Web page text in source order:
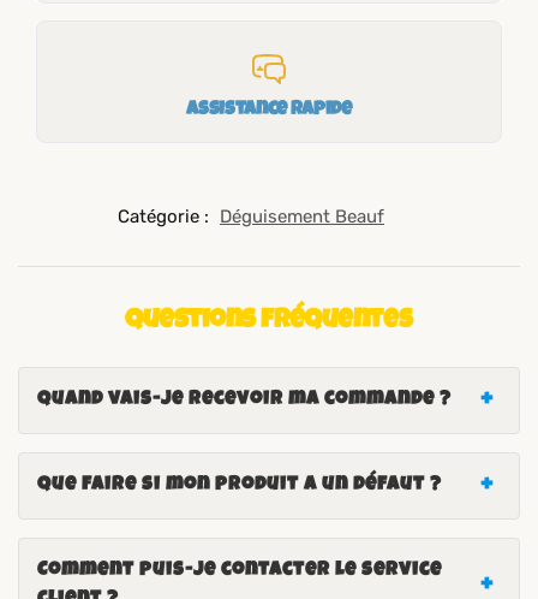
Assistance rapide
Catégorie : Déguisement Beauf
Questions fréquentes
Quand vais-je recevoir ma commande ?
Que faire si mon produit a un défaut ?
Comment puis-je contacter le service